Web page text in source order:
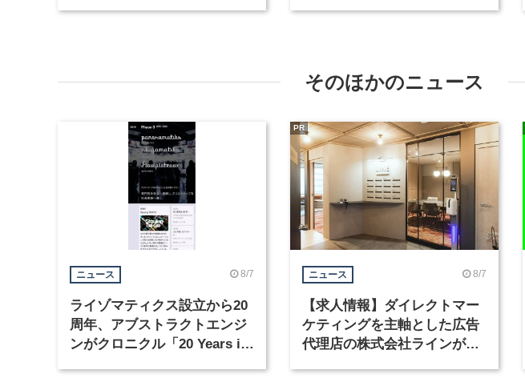
そのほかのニュース
ニュース 8/7
ライゾマティクス設立から20
周年、アブストラクトエンジ
ンがクロニクル「20 Years in
ニュース 8/7
【求人情報】ダイレクトマー
ケティングを主軸とした広告
代理店の株式会社ラインが、
PR